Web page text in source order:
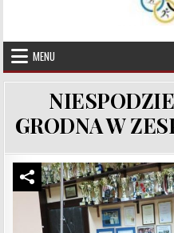
UKS Hubal
MENU
GRODNA W